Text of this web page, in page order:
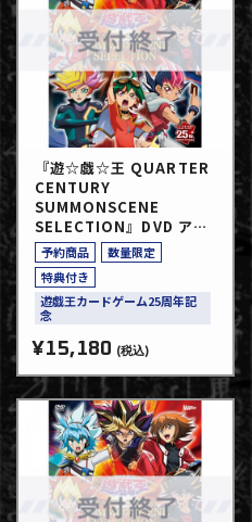
『遊☆戯☆王 QUARTER
CENTURY
SUMMONSCENE
SELECTION』DVD アク
リルスタンド8個セット付
限定版
予約商品
数量限定
特典付き
遊戯王カードゲーム25周年記
念
¥15,180 (税込)